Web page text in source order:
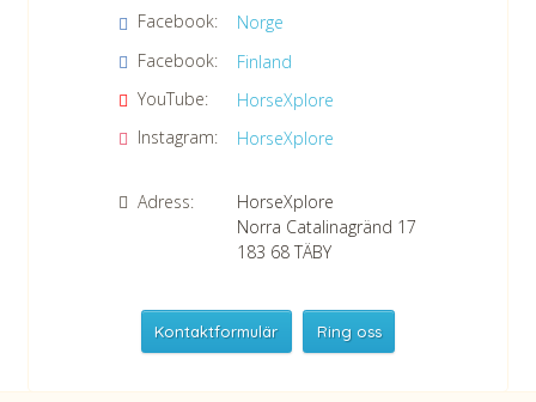
Jag samtycker till dataskyddspolicyn.
Läs vår dataskyddspolicy här »
Facebook:
Norge
Facebook:
Finland
YouTube:
HorseXplore
Instagram:
HorseXplore
Adress:
HorseXplore
Norra Catalinagränd 17
183 68 TÄBY
Kontaktformulär Ring oss